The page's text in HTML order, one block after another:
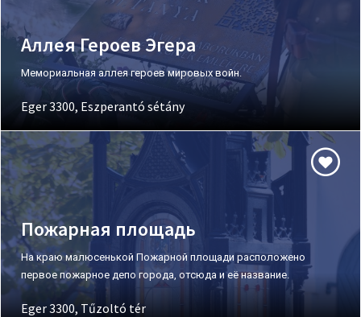
Аллея Героев Эгера
Мемориальная аллея героев мировых войн.
Eger 3300, Eszperantó sétány
Пожарная площадь
На краю малюсенькой Пожарной площади расположено
первое пожарное депо города, отсюда и её название.
Eger 3300, Tűzoltó tér